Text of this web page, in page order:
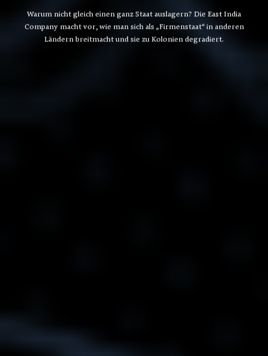
Warum nicht gleich einen ganz Staat auslagern? Die East India
Company macht vor, wie man sich als „Firmenstaat“ in anderen
Ländern breitmacht und sie zu Kolonien degradiert.